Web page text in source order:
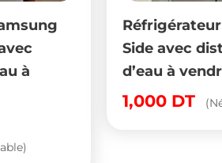
à
Réfrigérateur
Side avec
d’eau à
1,000 DT